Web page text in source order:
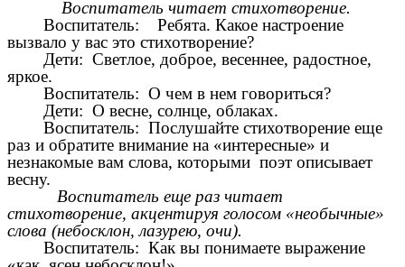
Воспитатель читает стихотворение.
Воспитатель: Ребята. Какое настроение
вызвало у вас это стихотворение?
Дети: Светлое, доброе, весеннее, радостное,
яркое.
Воспитатель: О чем в нем говориться?
Дети: О весне, солнце, облаках.
Воспитатель: Послушайте стихотворение еще
раз и обратите внимание на «интересные» и
незнакомые вам слова, которыми поэт описывает
весну.
Воспитатель еще раз читает
стихотворение, акцентируя голосом «необычные»
слова (небосклон, лазурею, очи).
Воспитатель: Как вы понимаете выражение